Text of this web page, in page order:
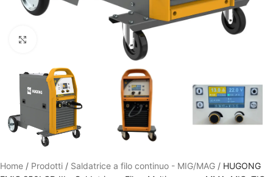
Home / Prodotti / Saldatrice a filo continuo - MIG/MAG / HUGONG